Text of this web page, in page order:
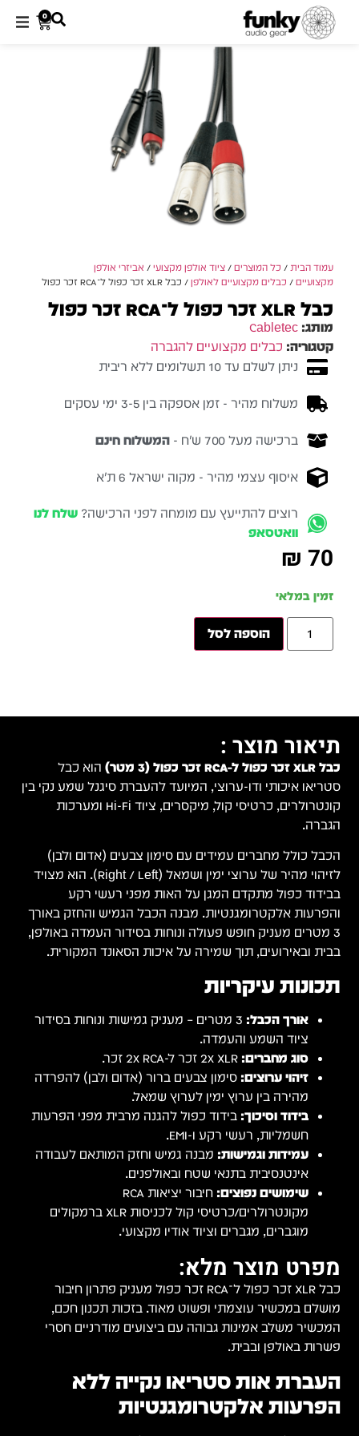
0
עמוד הבית / כל המוצרים /ציוד אולפן מקצועי / אביזרי אולפן
מקצועיים / כבלים מקצועיים לאולפן / כבל XLR זכר כפול ל־RCA זכר כפול
כבל XLR זכר כפול ל־RCA זכר כפול
מותג:Cabletec
קטגוריה: כבלים מקצועיים להגברה
ניתן לשלם עד 10 תשלומים ללא ריבית
משלוח מהיר - זמן אספקה בין 3-5 ימי עסקים
ברכישה מעל 700 ש״ח - המשלוח חינם
איסוף עצמי מהיר - מקוה ישראל 6 ת״א
רוצים להתייעץ עם מומחה לפני הרכישה? שלח לנו
וואטסאפ
₪ 70
זמין במלאי
הוספה לסל
תיאור מוצר :
כבל XLR זכר כפול ל-RCA זכר כפול (3 מטר)
הוא כבל
סטריאו איכותי ודו-ערוצי, המיועד להעברת סיגנל שמע נקי בין
קונטרולרים, כרטיסי קול, מיקסרים, ציוד Hi-Fi ומערכות
הגברה.
הכבל כולל מחברים עמידים עם סימון צבעים (אדום ולבן)
לזיהוי מהיר של ערוצי ימין ושמאל (Right / Left). הוא מצויד
בבידוד כפול מתקדם המגן על האות מפני רעשי רקע
והפרעות אלקטרומגנטיות. מבנה הכבל הגמיש והחזק באורך
3 מטרים מעניק חופש פעולה ונוחות בסידור העמדה באולפן,
בבית ובאירועים, תוך שמירה על איכות הסאונד המקורית.
תכונות עיקריות
אורך הכבל:
3 מטרים – מעניק גמישות ונוחות בסידור
ציוד השמע והעמדה.
סוג מחברים: 2x XLR זכר ל-2x RCA זכר.
זיהוי ערוצים: סימון צבעים ברור (אדום ולבן) להפרדה
מהירה בין ערוץ ימין לערוץ שמאל.
בידוד וסיכוך: בידוד כפול להגנה מרבית מפני הפרעות
חשמליות, רעשי רקע ו-EMI.
עמידות וגמישות: מבנה גמיש וחזק המותאם לעבודה
אינטנסיבית בתנאי שטח ובאולפנים.
שימושים נפוצים:
חיבור יציאות RCA
מקונטרולרים/כרטיסי קול לכניסות XLR ברמקולים
מוגברים, מגברים וציוד אודיו מקצועי.
מפרט מוצר מלא:
כבל XLR זכר כפול ל־RCA זכר כפול מעניק פתרון חיבור
מושלם במכשיר עוצמתי ופשוט מאוד. בזכות תכנון חכם,
המכשיר משלב אמינות גבוהה עם ביצועים מודרניים חסרי
פשרות באולפן ובבית.
העברת אות סטריאו נקייה ללא
הפרעות אלקטרומגנטיות